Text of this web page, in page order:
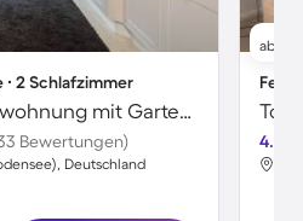
∙ 2 Schlafzimmer
Weiträumige Ferienwohnung mit Garten und schnellem Internet | Gartenblick
Bewertungen)
Deutschland
ab
4.8